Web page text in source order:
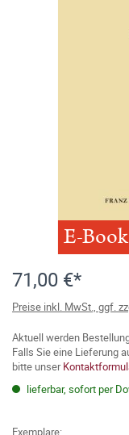
E-Book
71,00 €*
Preise inkl. MwSt., ggf.
Aktuell werden
Falls Sie eine Lieferung
bitte unser
lieferbar, sofort per
Exemplare: